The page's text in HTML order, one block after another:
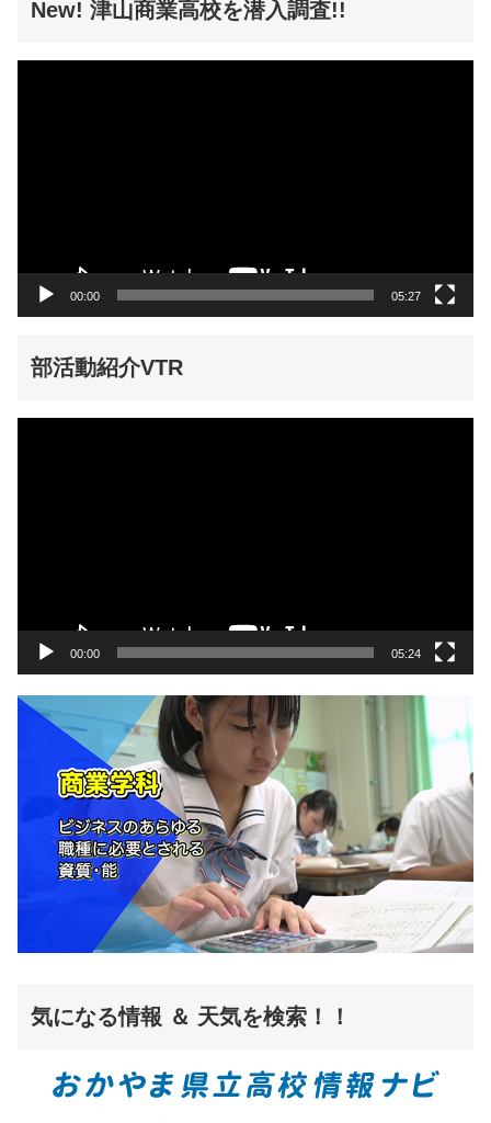
New! 津山商業高校を潜入調査!!
00:00 05:27
部活動紹介VTR
00:00 05:24
気になる情報 ＆ 天気を検索！！